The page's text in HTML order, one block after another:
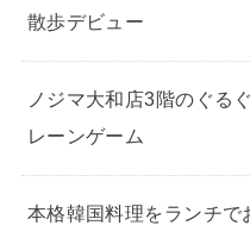
散歩デビュー
ノジマ大和店3階のぐる
レーンゲーム
本格韓国料理をランチで